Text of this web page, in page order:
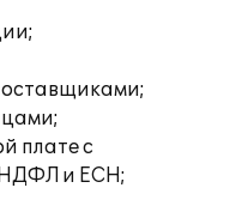
плате с
НДФЛ и ЕСН;